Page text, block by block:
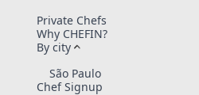
Private Chefs
Why CHEFIN?
By city
São Paulo
Chef Signup